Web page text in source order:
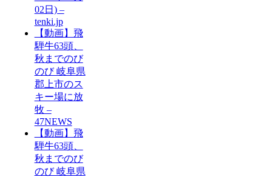
02日) –
tenki.jp
【動画】飛
騨牛63頭、
秋までのび
のび 岐阜県
郡上市のス
キー場に放
牧 –
47NEWS
【動画】飛
騨牛63頭、
秋までのび
のび 岐阜県